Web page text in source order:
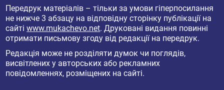
Передрук матеріалів – тільки за умови гіперпосилання
не нижче 3 абзацу на відповідну сторінку публікації на
сайтіwww.mukachevo.net. Друковані видання повинні
отримати письмову згоду від редакції на передрук.
Редакція може не розділяти думок чи поглядів,
висвітлених у авторських або рекламних
повідомленнях, розміщених на сайті.